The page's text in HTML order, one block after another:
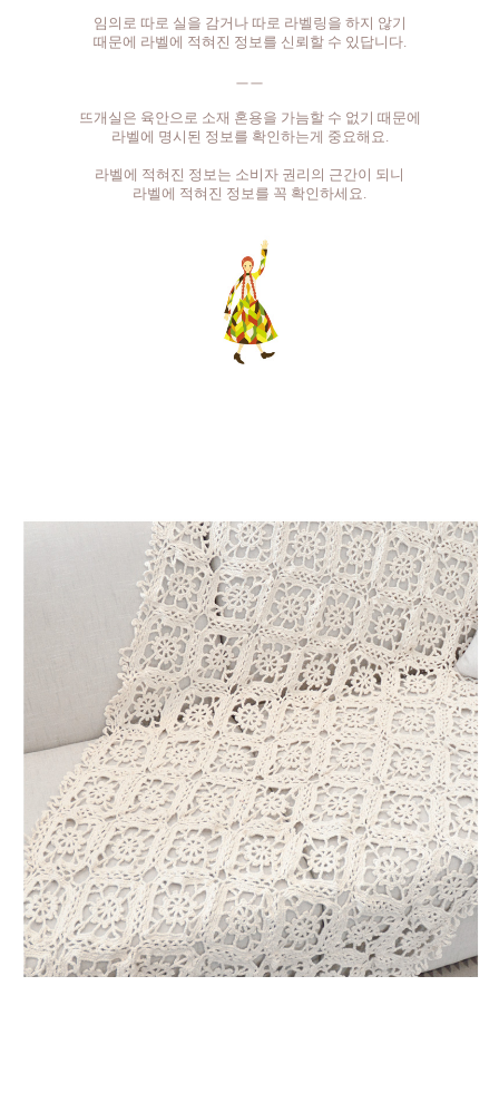
임의로 따로 실을 감거나 따로 라벨링을 하지 않기
때문에 라벨에 적혀진 정보를 신뢰할 수 있답니다.
ㅡㅡ
뜨개실은 육안으로 소재 혼용을 가늠할 수 없기 때문에
라벨에 명시된 정보를 확인하는게 중요해요.
라벨에 적혀진 정보는 소비자 권리의 근간이 되니
라벨에 적혀진 정보를 꼭 확인하세요.